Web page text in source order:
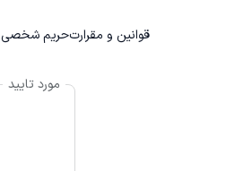
قوانین و مقرارتحریم شخصی
مورد تایید